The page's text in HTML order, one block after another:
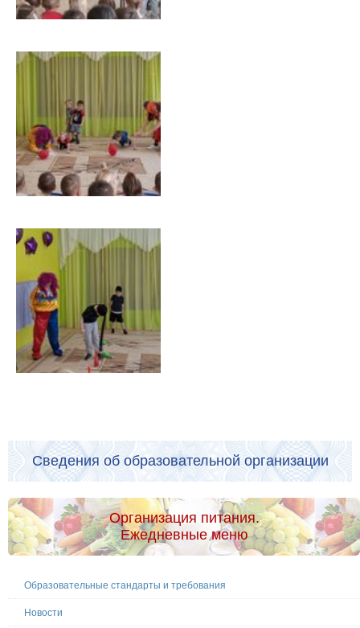
Сведения об образовательной организации
Организация питания.
Ежедневные меню
Образовательные стандарты и требования
Новости